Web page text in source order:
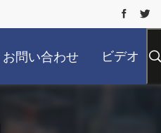
お問い合わせ ビデオ